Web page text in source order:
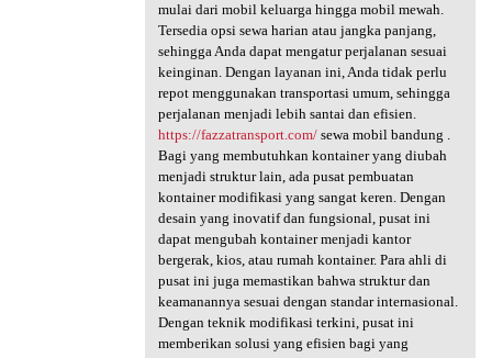
mulai dari mobil keluarga hingga mobil mewah.
Tersedia opsi sewa harian atau jangka panjang,
sehingga Anda dapat mengatur perjalanan sesuai
keinginan. Dengan layanan ini, Anda tidak perlu
repot menggunakan transportasi umum, sehingga
perjalanan menjadi lebih santai dan efisien.
https://fazzatransport.com/sewa mobil bandung .
Bagi yang membutuhkan kontainer yang diubah
menjadi struktur lain, ada pusat pembuatan
kontainer modifikasi yang sangat keren. Dengan
desain yang inovatif dan fungsional, pusat ini
dapat mengubah kontainer menjadi kantor
bergerak, kios, atau rumah kontainer. Para ahli di
pusat ini juga memastikan bahwa struktur dan
keamanannya sesuai dengan standar internasional.
Dengan teknik modifikasi terkini, pusat ini
memberikan solusi yang efisien bagi yang